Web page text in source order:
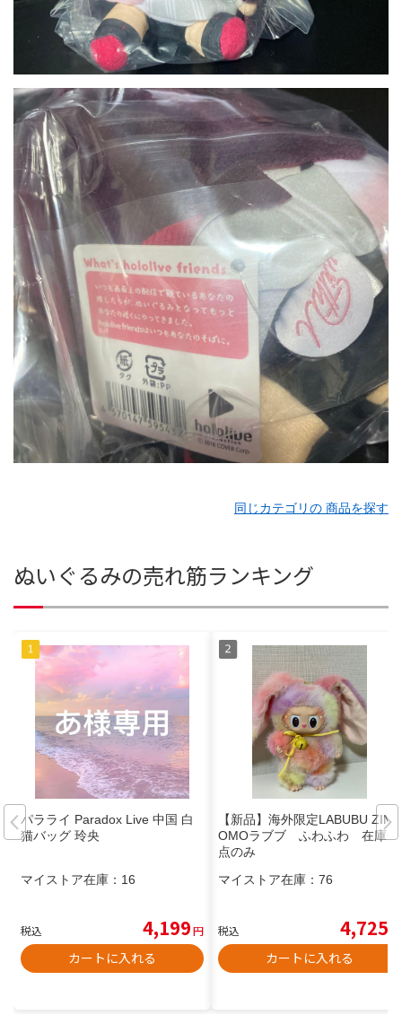
同じカテゴリの 商品を探す
ぬいぐるみの売れ筋ランキング
パラライ Paradox Live 中国 白
猫バッグ 玲央
マイストア在庫： 16
税込 4,199円
カートに入れる
【新品】海外限定LABUBU ZIM
OMOラブブ ふわふわ 在庫一
点のみ
マイストア在庫： 76
税込 4,725
カートに入れる